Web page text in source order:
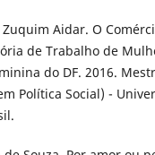
Zuquim Aidar. O
de Trabalho de
do DF. 2016.
Política Social) -